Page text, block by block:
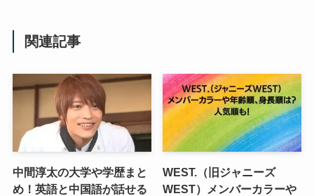
関連記事
中間淳太の大学や学歴まと
め！英語と中国語が話せる
WEST.（旧ジャニーズ
WEST）メンバーカラーや